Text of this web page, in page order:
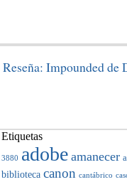
Reseña: Impounded de
Etiquetas
3880 adobe amanecer
biblioteca canon cantábrico